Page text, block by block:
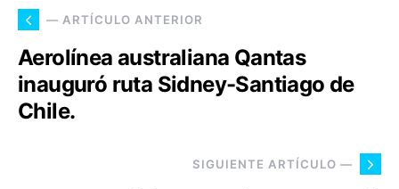
— ARTÍCULO ANTERIOR
Aerolínea australiana Qantas
inauguró ruta Sidney-Santiago de
Chile.
SIGUIENTE ARTÍCULO —